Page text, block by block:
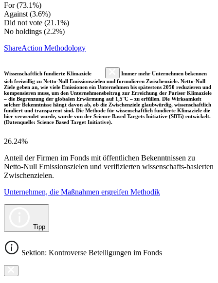
For (73.1%)
Against (3.6%)
Did not vote (21.1%)
No holdings (2.2%)
ShareAction Methodology
Wissenschaftlich fundierte Klimaziele
Immer mehr Unternehmen bekennen
sich freiwillig zu Netto-Null Emissionszielen und formulieren Zwischenziele. Netto-Null
Ziele geben an, wie viele Emissionen ein Unternehmen bis spätestens 2050 reduzieren und
kompensieren muss, um den Unternehmensbeitrag zur Erreichung der Pariser Klimaziele
– die Begrenzung der globalen Erwärmung auf 1,5°C – zu erfüllen. Die Wirksamkeit
solcher Bekenntnisse hängt davon ab, ob die Zwischenziele glaubwürdig, wissenschaftlich
fundiert und transparent sind. Die Methode für wissenschaftlich fundierte Klimaziele die
hier verwendet wurde, wurde von der Science Based Targets Initiative (SBTi) entwickelt.
(Datenquelle: Science Based Target Initiative).
26.24%
Anteil der Firmen im Fonds mit öffentlichen Bekenntnissen zu
Netto-Null Emissionszielen und verifizierten wissenschafts-basierten
Zwischenzielen.
Unternehmen, die Maßnahmen ergreifen Methodik
Tipp
Sektion: Kontroverse Beteiligungen im Fonds